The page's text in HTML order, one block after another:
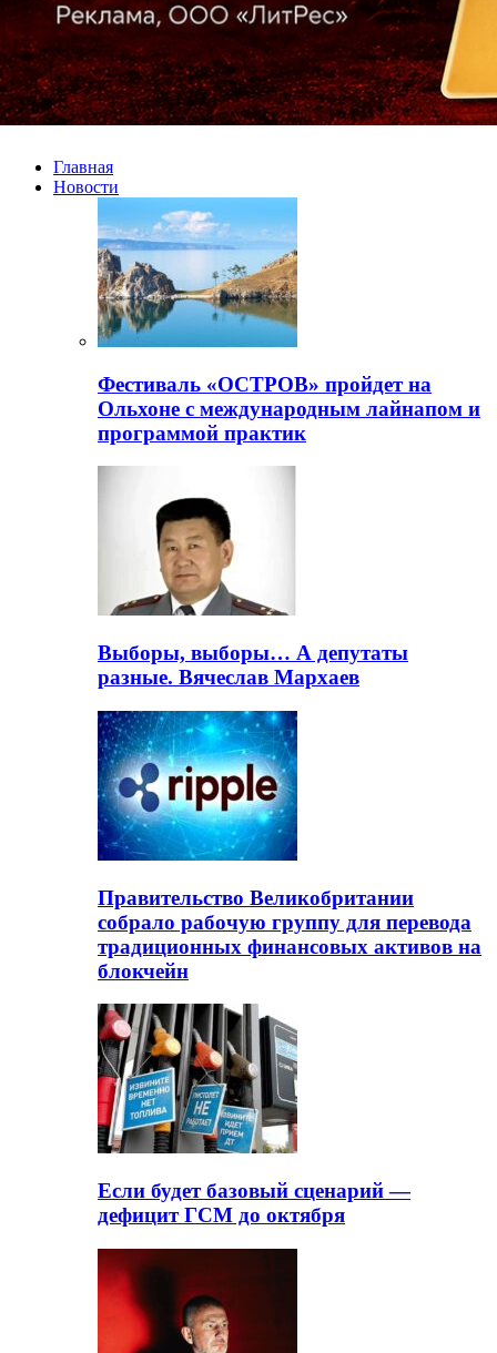
Главная
Новости
Фестиваль «ОСТРОВ» пройдет на
Ольхоне с международным лайнапом и
программой практик
Выборы, выборы… А депутаты
разные. Вячеслав Мархаев
Правительство Великобритании
собрало рабочую группу для перевода
традиционных финансовых активов на
блокчейн
Если будет базовый сценарий —
дефицит ГСМ до октября